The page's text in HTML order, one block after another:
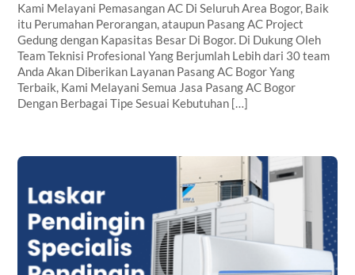
Kami Melayani Pemasangan AC Di Seluruh Area Bogor, Baik
itu Perumahan Perorangan, ataupun Pasang AC Project
Gedung dengan Kapasitas Besar Di Bogor. Di Dukung Oleh
Team Teknisi Profesional Yang Berjumlah Lebih dari 30 team
Anda Akan Diberikan Layanan Pasang AC Bogor Yang
Terbaik, Kami Melayani Semua Jasa Pasang AC Bogor
Dengan Berbagai Tipe Sesuai Kebutuhan […]